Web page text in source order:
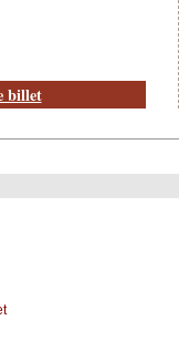
billet